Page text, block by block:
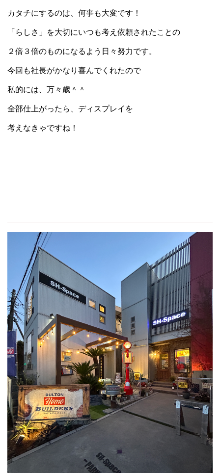
カタチにするのは、何事も大変です！
「らしさ」を大切にいつも考え依頼されたことの
２倍３倍のものになるよう日々努力です。
今回も社長がかなり喜んでくれたので
私的には、万々歳＾＾
全部仕上がったら、ディスプレイを
考えなきゃですね！